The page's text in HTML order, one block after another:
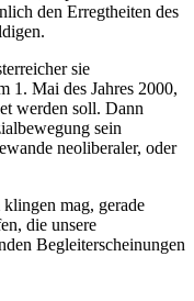
den Erregtheiten des
sie
1. Mai des Jahres 2000,
werden soll. Dann
sein
neoliberaler, oder
mag, gerade
die unsere
Begleiterscheinungen